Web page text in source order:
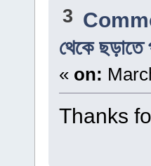
3
থেকে
« on:
Thanks